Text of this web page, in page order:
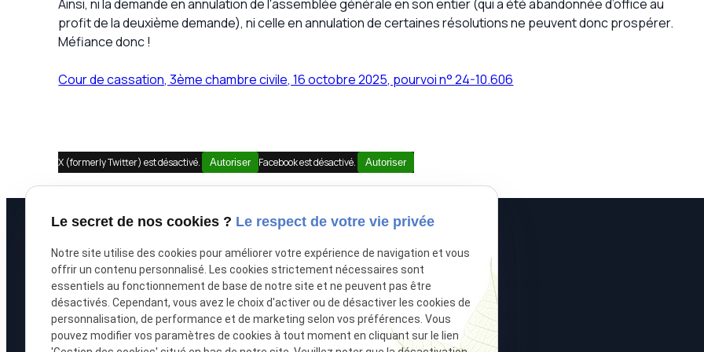
Ainsi, ni la demande en annulation de l'assemblée générale en son entier (qui a été abandonnée d’office au
profit de la deuxième demande), ni celle en annulation de certaines résolutions ne peuvent donc prospérer.
Méfiance donc !
Cour de cassation, 3ème chambre civile, 16 octobre 2025, pourvoi n° 24-10.606
X (formerly Twitter) est désactivé. Autoriser Facebook est désactivé. Autoriser
À propos
Accueil
Le cabinet
L'équipe
Prestations
Recouvrement de créances
Saisie immobilière
Procédure collective
Voies d'exécution
Ventes aux enchères
Postulation
Le secret de nos cookies ? Le respect de votre vie privée
Notre site utilise des cookies pour améliorer votre expérience de navigation et vous
offrir un contenu personnalisé. Les cookies strictement nécessaires sont
essentiels au fonctionnement de base de notre site et ne peuvent pas être
désactivés. Cependant, vous avez le choix d'activer ou de désactiver les cookies de
personnalisation, de performance et de marketing selon vos préférences. Vous
pouvez modifier vos paramètres de cookies à tout moment en cliquant sur le lien